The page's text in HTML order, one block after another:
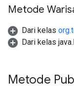
Metode
Dari kelas
Dari kelas
Metode